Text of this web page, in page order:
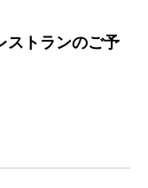
ストランのご予